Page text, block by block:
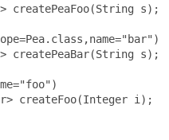
createPeaFoo(String s);
createPeaBar(String s);
createFoo(Integer i);